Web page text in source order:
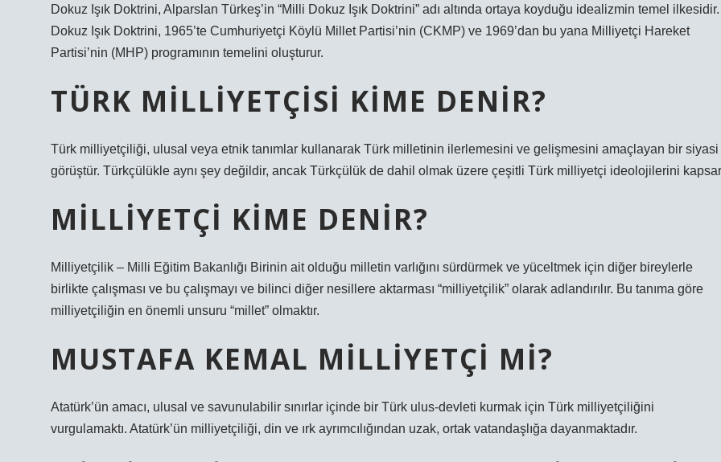
Dokuz Işık Doktrini, Alparslan Türkeş’in “Milli Dokuz Işık Doktrini” adı altında ortaya koyduğu idealizmin temel ilkesidir.
Dokuz Işık Doktrini, 1965’te Cumhuriyetçi Köylü Millet Partisi’nin (CKMP) ve 1969’dan bu yana Milliyetçi Hareket
Partisi’nin (MHP) programının temelini oluşturur.
TÜRK MILLIYETÇISI KIME DENIR?
Türk milliyetçiliği, ulusal veya etnik tanımlar kullanarak Türk milletinin ilerlemesini ve gelişmesini amaçlayan bir siyasi
görüştür. Türkçülükle aynı şey değildir, ancak Türkçülük de dahil olmak üzere çeşitli Türk milliyetçi ideolojilerini
MILLIYETÇI KIME DENIR?
Milliyetçilik – Milli Eğitim Bakanlığı Birinin ait olduğu milletin varlığını sürdürmek ve yüceltmek için diğer bireylerle
birlikte çalışması ve bu çalışmayı ve bilinci diğer nesillere aktarması “milliyetçilik” olarak adlandırılır. Bu tanıma göre
milliyetçiliğin en önemli unsuru “millet” olmaktır.
MUSTAFA KEMAL MILLIYETÇI MI?
Atatürk’ün amacı, ulusal ve savunulabilir sınırlar içinde bir Türk ulus-devleti kurmak için Türk milliyetçiliğini
vurgulamaktı. Atatürk’ün milliyetçiliği, din ve ırk ayrımcılığından uzak, ortak vatandaşlığa dayanmaktadır.